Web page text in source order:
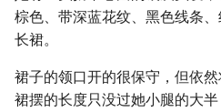
棕色、带深蓝花纹、黑色线条
长裙。
裙子的领口开的很保守，但依然
裙摆的长度只没过她小腿的大